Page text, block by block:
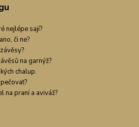
nejlépe sají?
či ne?
na garnýž?
chalup.
na praní a aviváž?